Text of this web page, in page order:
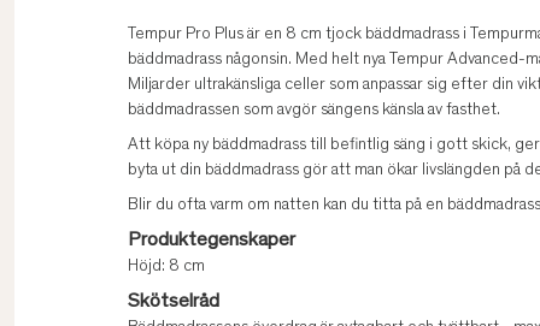
Tempur Pro Plus är en 8 cm tjock bäddmadrass i
bäddmadrass någonsin. Med helt nya Tempur
Miljarder ultrakänsliga celler som anpassar sig efter din
bäddmadrassen som avgör sängens känsla av fasthet.
Att köpa ny bäddmadrass till befintlig säng i gott skick,
byta ut din bäddmadrass gör att man ökar livslängden på
Blir du ofta varm om natten kan du titta på en
Produktegenskaper
Höjd: 8 cm
Skötselråd